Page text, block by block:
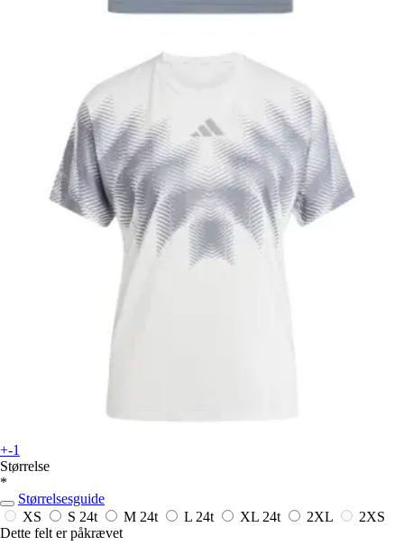
+-1
Størrelse
*
Størrelsesguide
XS
S 24t M 24t L 24t XL 24t 2XL
2XS
Dette felt er påkrævet